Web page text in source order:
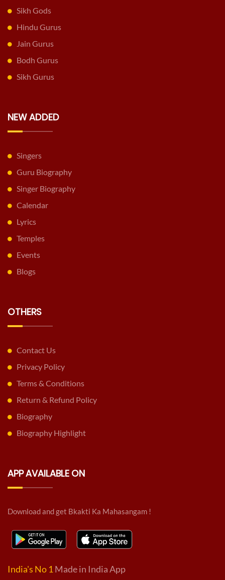
Sikh Gods
Hindu Gurus
Jain Gurus
Bodh Gurus
Sikh Gurus
NEW ADDED
Singers
Guru Biography
Singer Biography
Calendar
Lyrics
Temples
Events
Blogs
OTHERS
Contact Us
Privacy Policy
Terms & Conditions
Return & Refund Policy
Biography
Biography Highlight
APP AVAILABLE ON
Download and get Bkakti Ka Mahasangam !
India's No 1 Made in India App